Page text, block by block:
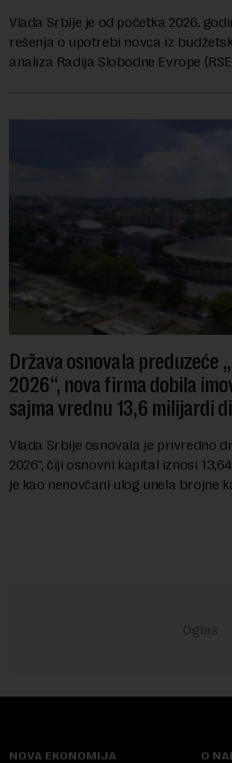
Vlada Srbije je od početka 2026.
rešenja o upotrebi novca iz
analiza Radija Slobodne Evrope
Država osnovala preduzeće
2026“, nova firma dobila
sajma vrednu 13,6 milijardi
Vlada Srbije osnovala je privredno
2026", čiji osnovni kapital iznosi
je kao nenovčani ulog unela brojne
NOVA EKONOMIJA O